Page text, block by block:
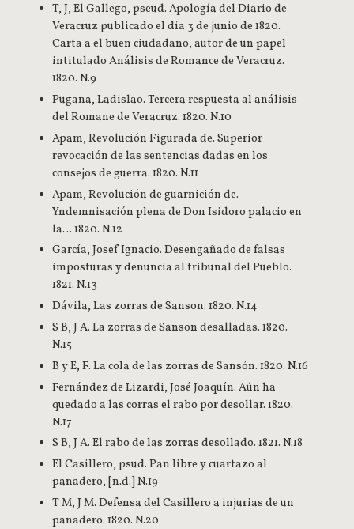
T, J, El Gallego, pseud. Apología del Diario de
Veracruz publicado el día 3 de junio de 1820.
Carta a el buen ciudadano, autor de un papel
intitulado Análisis de Romance de Veracruz.
1820. N.9
Pugana, Ladislao. Tercera respuesta al análisis
del Romane de Veracruz. 1820. N.10
Apam, Revolución Figurada de. Superior
revocación de las sentencias dadas en los
consejos de guerra. 1820. N.11
Apam, Revolución de guarnición de.
Yndemnisación plena de Don Isidoro palacio en
la… 1820. N.12
García, Josef Ignacio. Desengañado de falsas
imposturas y denuncia al tribunal del Pueblo.
1821. N.13
Dávila, Las zorras de Sanson. 1820. N.14
S B, J A. La zorras de Sanson desalladas. 1820.
N.15
B y E, F. La cola de las zorras de Sansón. 1820. N.16
Fernández de Lizardi, José Joaquín. Aún ha
quedado a las corras el rabo por desollar. 1820.
N.17
S B, J A. El rabo de las zorras desollado. 1821. N.18
El Casillero, psud. Pan libre y cuartazo al
panadero, [n.d.] N.19
T M, J M. Defensa del Casillero a injurias de un
panadero. 1820. N.20